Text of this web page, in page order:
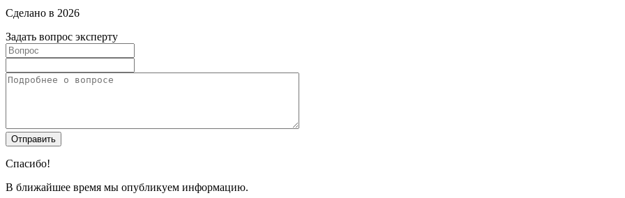
Сделано в 2026
Задать вопрос эксперту
Спасибо!
В ближайшее время мы опубликуем информацию.